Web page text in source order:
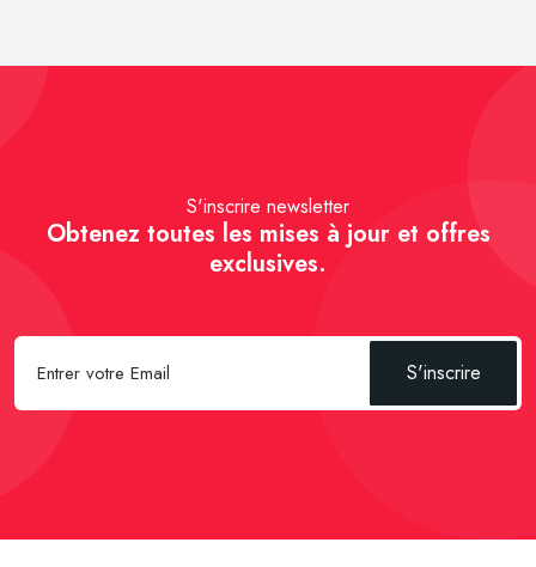
S'inscrire newsletter
Obtenez toutes les mises à jour et offres
exclusives.
S'inscrire